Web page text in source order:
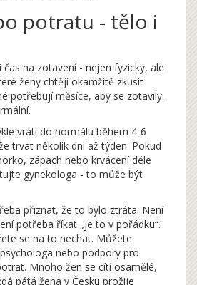
potratu - tělo i
čas na zotavení - nejen fyzicky, ale
ženy chtějí okamžitě zkusit
potřebují měsíce, aby se zotavily.
vrátí do normálu během 4-6
trvat několik dní až týden. Pokud
zápach nebo krvácení déle
gynekologa - to může být
přiznat, že to bylo ztráta. Není
potřeba říkat „je to v pořádku“.
se na to nechat. Můžete
nebo podpory pro
Mnoho žen se cítí osamělé,
pátá žena v Česku prožije